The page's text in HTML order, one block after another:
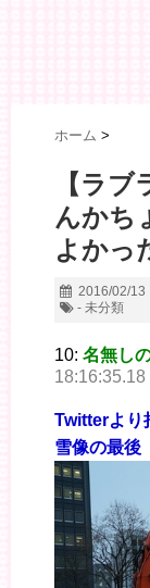
ホーム >
【ラ
んかち
よかっ
2016/02/13
- 未分類
10: 名無し
18:16:35.18
Twitterより
雪像の最後